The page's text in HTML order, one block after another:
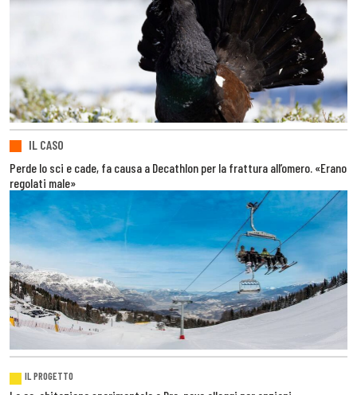
IL CASO
Perde lo sci e cade, fa causa a Decathlon per la frattura all’omero. «Erano
regolati male»
IL PROGETTO